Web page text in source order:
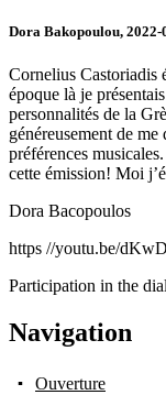
Dora Bakopoulou, 2022-
Cornelius Castoriadis
époque là je
personnalités de la
généreusement de
préférences
cette émission! Moi
Dora Bacopoulos
https //youtu.be/
Participation in the
Navigation
Ouverture